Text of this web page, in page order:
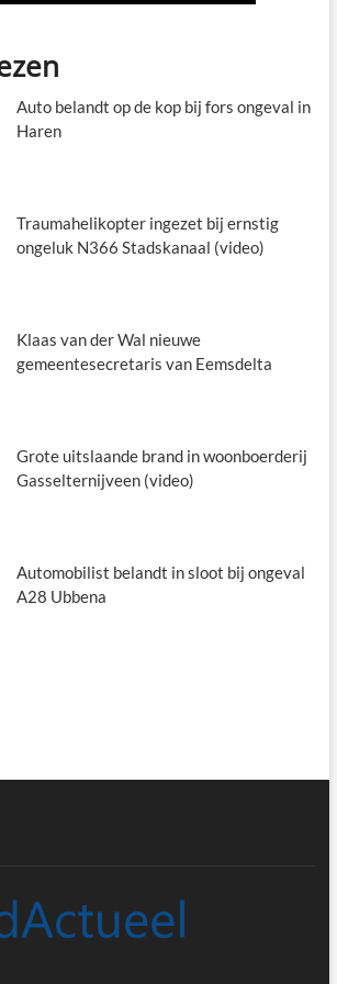
Auto belandt op de kop bij fors ongeval in
Haren
Traumahelikopter ingezet bij ernstig
ongeluk N366 Stadskanaal (video)
Klaas van der Wal nieuwe
gemeentesecretaris van Eemsdelta
Grote uitslaande brand in woonboerderij
Gasselternijveen (video)
Automobilist belandt in sloot bij ongeval
A28 Ubbena